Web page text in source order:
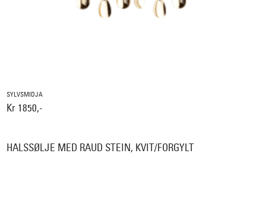
SYLVSMIDJA
Kr 1850,-
HALSSØLJE MED RAUD STEIN, KVIT/FORGYLT